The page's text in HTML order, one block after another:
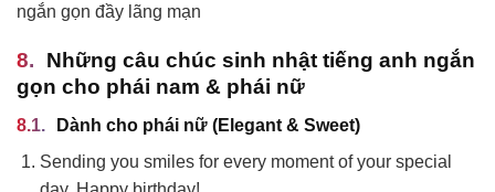
ngắn gọn đầy lãng mạn
Những câu chúc sinh nhật tiếng anh ngắn
gọn cho phái nam & phái nữ
Dành cho phái nữ (Elegant & Sweet)
Sending you smiles for every moment of your special